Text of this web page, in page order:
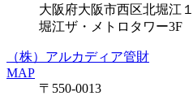
大阪府大阪市西区北堀江
堀江ザ・メトロタワー3F
（株）アルカディア管財
MAP
〒550-0013